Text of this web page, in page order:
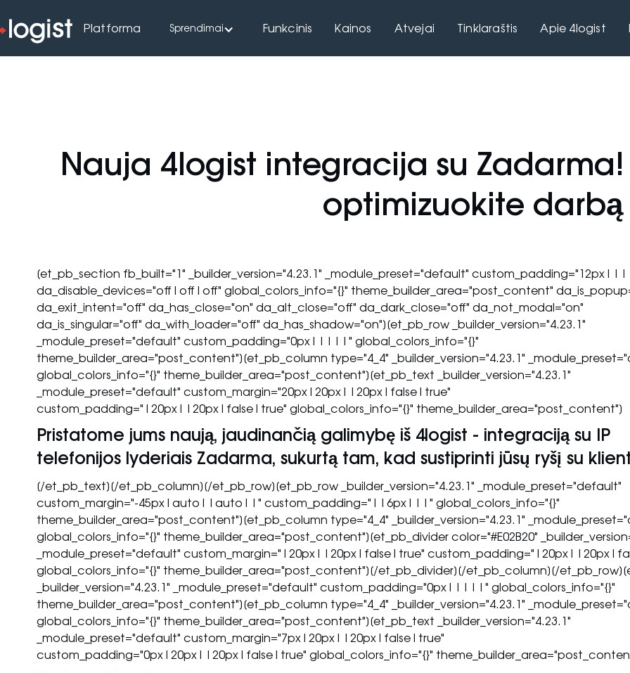
Platforma Sprendimai Funkcinis Kainos Atvejai Tinklaraštis Apie 4logist
Nauja 4logist integracija su
optimizuokite darbą
[et_pb_section fb_built="1" _builder_version="4.23.1" _module_preset="default"
da_disable_devices="off|off|off" global_colors_info="{}" theme_builder_area="post_content"
da_exit_intent="off" da_has_close="on" da_alt_close="off" da_dark_close="off" da_not_modal="on"
da_is_singular="off" da_with_loader="off" da_has_shadow="on"][et_pb_row _builder_version="4.23.1"
_module_preset="default" custom_padding="0px|||||" global_colors_info="{}"
theme_builder_area="post_content"][et_pb_column type="4_4" _builder_version="4.23.1"
global_colors_info="{}" theme_builder_area="post_content"][et_pb_text _builder_version="4.23.1"
_module_preset="default" custom_margin="20px|20px||20px|false|true"
custom_padding="|20px||20px|false|true" global_colors_info="{}" theme_builder_area="post_content"]
Pristatome jums naują, jaudinančią galimybę iš 4logist - integraciją su IP
telefonijos lyderiais Zadarma, sukurtą tam, kad sustiprinti jūsų ryšį su
[/et_pb_text][/et_pb_column][/et_pb_row][et_pb_row _builder_version="4.23.1" _module_preset="default"
custom_margin="-45px|auto||auto||" custom_padding="||6px|||" global_colors_info="{}"
theme_builder_area="post_content"][et_pb_column type="4_4" _builder_version="4.23.1"
global_colors_info="{}" theme_builder_area="post_content"][et_pb_divider color="#E02B20"
_module_preset="default" custom_margin="|20px||20px|false|true"
global_colors_info="{}" theme_builder_area="post_content"][/et_pb_divider][/et_pb_column][/
_builder_version="4.23.1" _module_preset="default" custom_padding="0px|||||" global_colors_info="{}"
theme_builder_area="post_content"][et_pb_column type="4_4" _builder_version="4.23.1"
global_colors_info="{}" theme_builder_area="post_content"][et_pb_text _builder_version="4.23.1"
_module_preset="default" custom_margin="7px|20px||20px|false|true"
custom_padding="0px|20px||20px|false|true" global_colors_info="{}"